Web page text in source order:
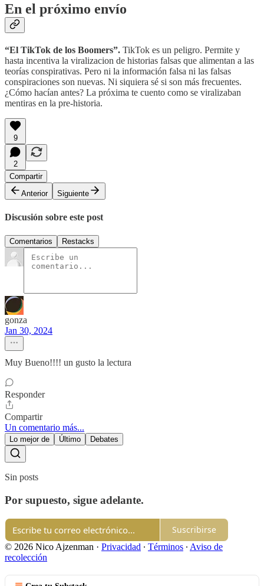
En el próximo envío
“El TikTok de los Boomers”. TikTok es un peligro. Permite y
hasta incentiva la viralizacion de historias falsas que alimentan a las
teorías conspirativas. Pero ni la información falsa ni las falsas
conspiraciones son nuevas. Ni siquiera sé si son más frecuentes.
¿Cómo hacían antes? La próxima te cuento como se viralizaban
mentiras en la pre-historia.
9
2
Compartir
Anterior
Siguiente
Discusión sobre este post
Comentarios Restacks
gonza
Jan 30, 2024
Muy Bueno!!!! un gusto la lectura
Responder
Compartir
Un comentario más...
Lo mejor de Último Debates
Sin posts
Por supuesto, sigue adelante.
Suscribirse
© 2026 Nico Ajzenman · Privacidad ∙ Términos ∙ Aviso de
recolección